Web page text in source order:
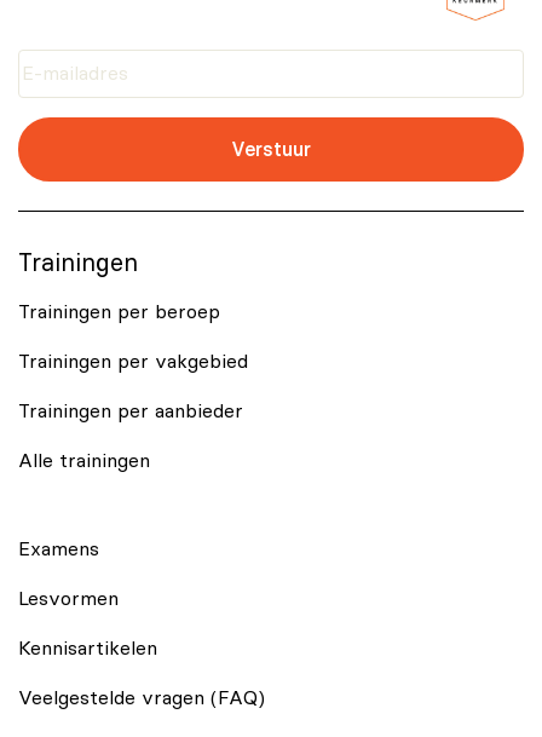
Verstuur
Trainingen
Trainingen per beroep
Trainingen per vakgebied
Trainingen per aanbieder
Alle trainingen
Examens
Lesvormen
Kennisartikelen
Veelgestelde vragen (FAQ)